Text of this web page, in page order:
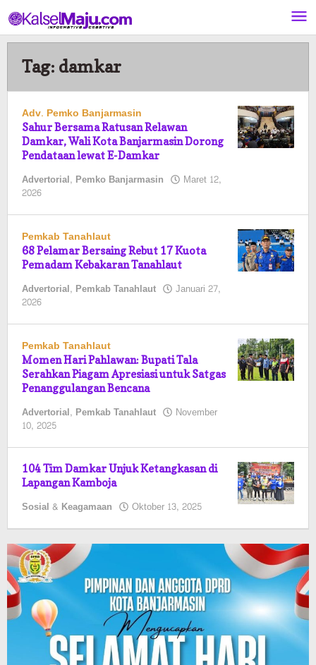
ke
konten
Tag: damkar
Adv. Pemko Banjarmasin
Sahur Bersama Ratusan Relawan
Damkar, Wali Kota Banjarmasin Dorong
Pendataan lewat E-Damkar
Advertorial, Pemko Banjarmasin Maret 12,
2026
Pemkab Tanahlaut
68 Pelamar Bersaing Rebut 17 Kuota
Pemadam Kebakaran Tanahlaut
Advertorial, Pemkab Tanahlaut Januari 27,
2026
Pemkab Tanahlaut
Momen Hari Pahlawan: Bupati Tala
Serahkan Piagam Apresiasi untuk Satgas
Penanggulangan Bencana
Advertorial, Pemkab Tanahlaut November
10, 2025
104 Tim Damkar Unjuk Ketangkasan di
Lapangan Kamboja
Sosial & Keagamaan Oktober 13, 2025